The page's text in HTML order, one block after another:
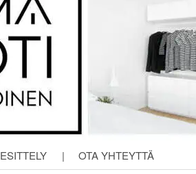
ESITTELY | OTA YHTEYTTÄ